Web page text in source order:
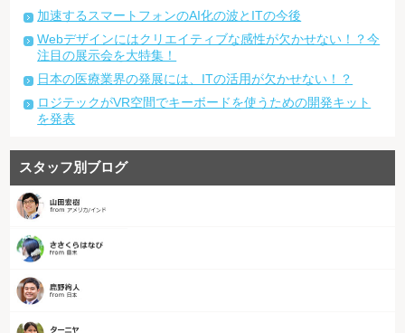
加速するスマートフォンのAI化の波とITの今後
Webデザインにはクリエイティブな感性が欠かせない！？今
注目の展示会を大特集！
日本の医療業界の発展には、ITの活用が欠かせない！？
ロジテックがVR空間でキーボードを使うための開発キット
を発表
スタッフ別ブログ